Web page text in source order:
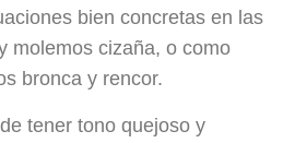
bien concretas en las
molemos cizaña, o como
bronca y rencor.
tener tono quejoso y